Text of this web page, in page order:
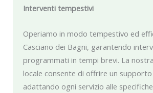
Interventi tempestivi
Operiamo in modo tempestivo ed
Casciano dei Bagni, garantendo
programmati in tempi brevi. La
locale consente di offrire un
adattando ogni servizio alle